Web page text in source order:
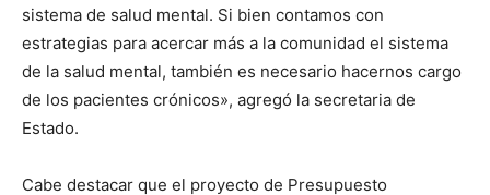
sistema de salud mental. Si bien contamos con
estrategias para acercar más a la comunidad el sistema
de la salud mental, también es necesario hacernos cargo
de los pacientes crónicos», agregó la secretaria de
Estado.
Cabe destacar que el proyecto de Presupuesto